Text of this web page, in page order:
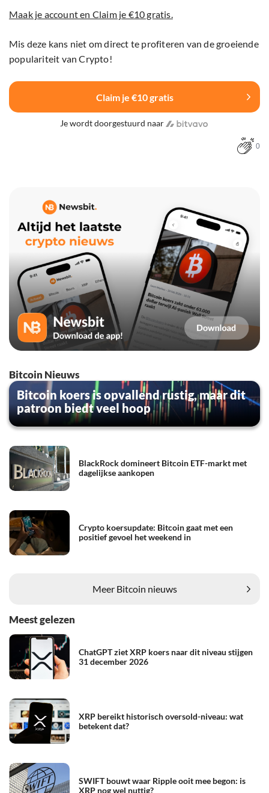
Maak je account en Claim je €10 gratis.
Mis deze kans niet om direct te profiteren van de groeiende
populariteit van Crypto!
Claim je €10 gratis
Je wordt doorgestuurd naar
0
Bitcoin Nieuws
Bitcoin koers is opvallend rustig, maar dit
patroon biedt veel hoop
BlackRock domineert Bitcoin ETF-markt met
dagelijkse aankopen
Crypto koersupdate: Bitcoin gaat met een
positief gevoel het weekend in
Meer Bitcoin nieuws
Meest gelezen
ChatGPT ziet XRP koers naar dit niveau stijgen
31 december 2026
XRP bereikt historisch oversold-niveau: wat
betekent dat?
SWIFT bouwt waar Ripple ooit mee begon: is
XRP nog wel nuttig?